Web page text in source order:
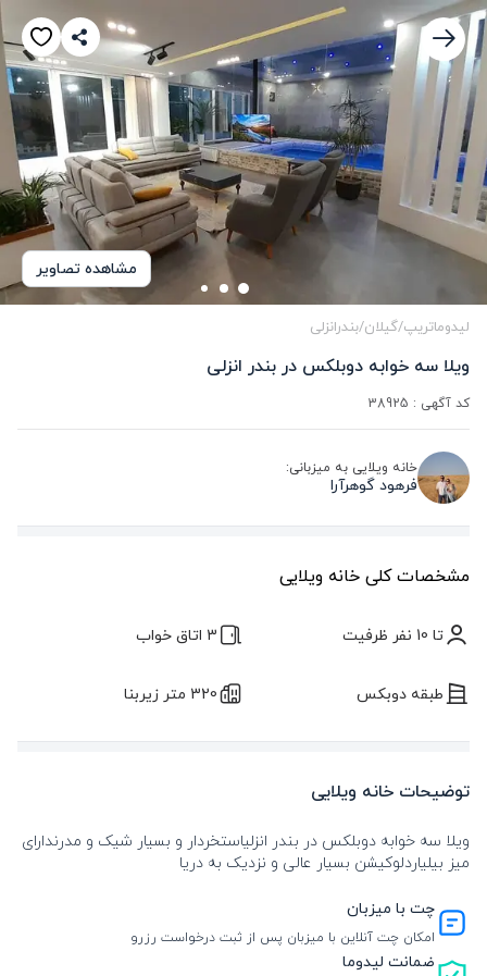
مشاهده تصاویر
لیدوماتریپ/گیلان/بندرانزلی
ویلا سه خوابه دوبلکس در بندر انزلی
کد آگهی : 38925
خانه ویلایی به میزبانی:
فرهود گوهرآرا
مشخصات کلی خانه ویلایی
تا 10 نفر ظرفیت 3 اتاق خواب
طبقه دوبکس 320 متر زیربنا
توضیحات خانه ویلایی
ویلا سه خوابه دوبلکس در بندر انزلیاستخردار و بسیار شیک و مدرندارای
میز بیلیاردلوکیشن بسیار عالی و نزدیک به دریا
چت با میزبان
امکان چت آنلاین با میزبان پس از ثبت درخواست رزرو
ضمانت لیدوما